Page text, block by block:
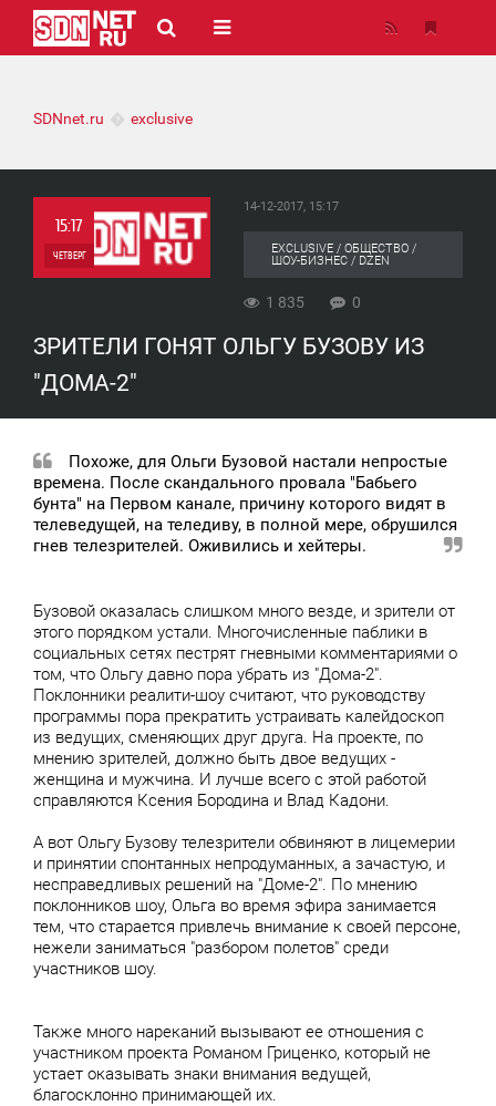
SDNnet.ru exclusive
15:17
ЧЕТВЕРГ
1 835
14-12-2017, 15:17
EXCLUSIVE / ОБЩЕСТВО /
ШОУ-БИЗНЕС / DZEN
1 835 0
ЗРИТЕЛИ ГОНЯТ ОЛЬГУ БУЗОВУ ИЗ
"ДОМА-2"
Похоже, для Ольги Бузовой настали непростые
времена. После скандального провала "Бабьего
бунта" на Первом канале, причину которого видят в
телеведущей, на теледиву, в полной мере, обрушился
гнев телезрителей. Оживились и хейтеры.
Бузовой оказалась слишком много везде, и зрители от
этого порядком устали. Многочисленные паблики в
социальных сетях пестрят гневными комментариями о
том, что Ольгу давно пора убрать из "Дома-2".
Поклонники реалити-шоу считают, что руководству
программы пора прекратить устраивать калейдоскоп
из ведущих, сменяющих друг друга. На проекте, по
мнению зрителей, должно быть двое ведущих -
женщина и мужчина. И лучше всего с этой работой
справляются Ксения Бородина и Влад Кадони.
А вот Ольгу Бузову телезрители обвиняют в лицемерии
и принятии спонтанных непродуманных, а зачастую, и
несправедливых решений на "Доме-2". По мнению
поклонников шоу, Ольга во время эфира занимается
тем, что старается привлечь внимание к своей персоне,
нежели заниматься "разбором полетов" среди
участников шоу.
Также много нареканий вызывают ее отношения с
участником проекта Романом Гриценко, который не
устает оказывать знаки внимания ведущей,
благосклонно принимающей их.